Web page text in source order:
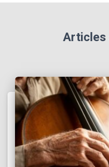
Articles